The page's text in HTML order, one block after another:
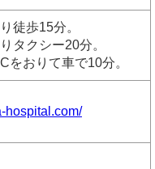
徒歩15分。
タクシー20分。
をおりて車で10分。
hospital.com/